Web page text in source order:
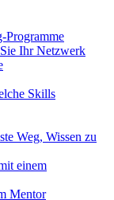
Programme
Ihr Netzwerk
Skills
Weg, Wissen zu
einem
Mentor